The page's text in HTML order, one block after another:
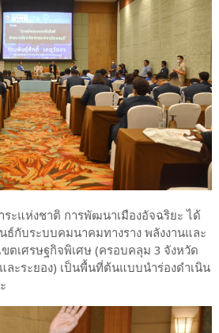
ะแห่งชาติ การพัฒนาเมืองอัจฉริยะ ได้
กับระบบคมนาคมทางราง พลังงานและ
ตเศรษฐกิจพิเศษ (ครอบคลุม 3 จังหวัด
ละระยอง) เป็นพื้นที่ต้นแบบนำร่องดำเนิน